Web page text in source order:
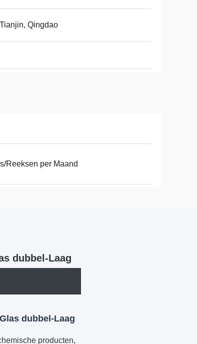
Qingdao
Reeksen per Maand
dubbel-Laag
dubbel-Laag
producten,